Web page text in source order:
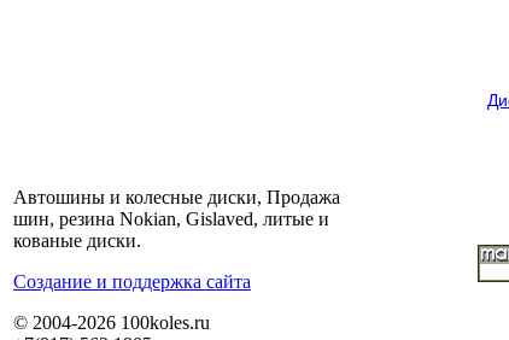
Автошины и колесные диски, Продажа
шин, резина Nokian, Gislaved, литые и
кованые диски.
Cоздание и поддержка сайта
© 2004-2026 100koles.ru